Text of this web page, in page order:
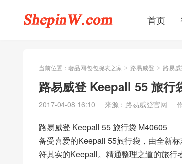
首页
当前位置： 奢品网包包腕表之家 > 路易威登 > 路易
路易威登 Keepall 55 旅
2017-04-08 16:10 来源：路易威登官网
路易威登 Keepall 55 旅行袋 M40605
备受喜爱的Keepall 55旅行袋，由全新
符其实的Keepall。精通整理之道的旅行